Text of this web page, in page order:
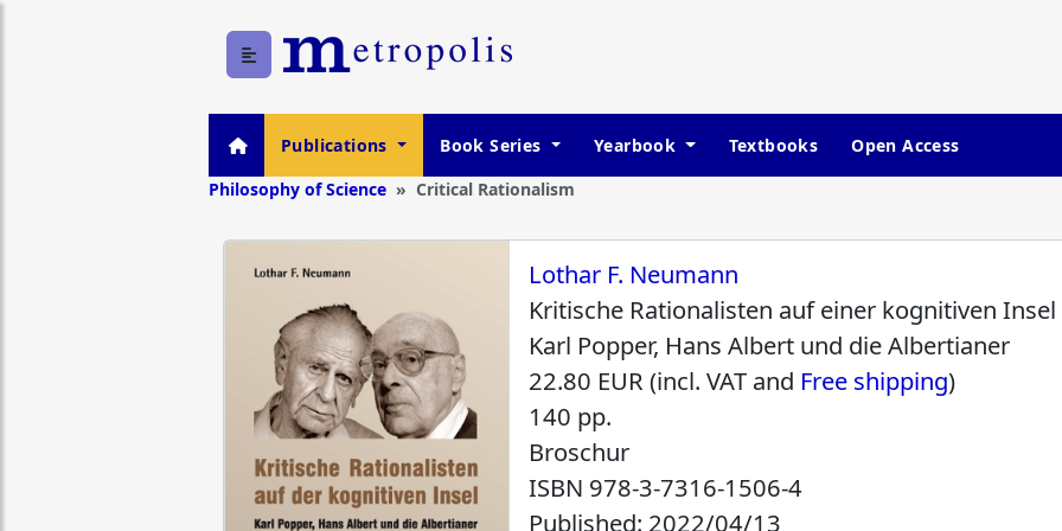
Publications Book Series Yearbook Textbooks
Open Access
Philosophy of Science
Critical Rationalism
Lothar F. Neumann
Kritische Rationalisten auf einer kognitiven Insel
Karl Popper, Hans Albert und die Albertianer
22.80 EUR (incl. VAT and Free shipping)
140 pp.
Broschur
ISBN 978-3-7316-1506-4
Published: 2022/04/13